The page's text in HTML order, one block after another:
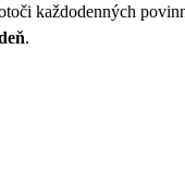
každodenných
.